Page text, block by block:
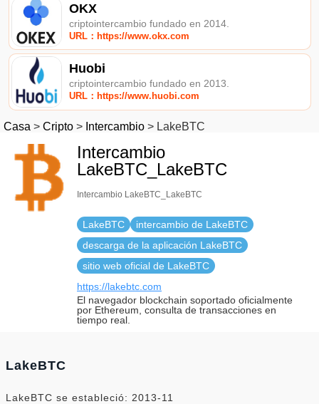
OKX
criptointercambio fundado en 2014.
URL：https://www.okx.com
Huobi
criptointercambio fundado en 2013.
URL：https://www.huobi.com
Casa > Cripto > Intercambio > LakeBTC
Intercambio
LakeBTC_LakeBTC
Intercambio LakeBTC_LakeBTC
LakeBTC
intercambio de LakeBTC
descarga de la aplicación LakeBTC
sitio web oficial de LakeBTC
https://lakebtc.com
El navegador blockchain soportado oficialmente
por Ethereum, consulta de transacciones en
tiempo real.
LakeBTC
LakeBTC se estableció: 2013-11